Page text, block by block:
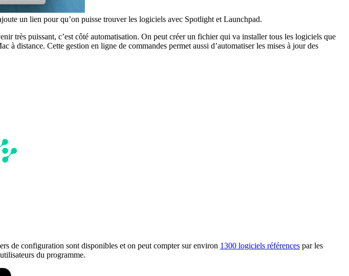
un lien pour qu’on puisse trouver les logiciels avec Spotlight et Launchpad.
très puissant, c’est côté automatisation. On peut créer un fichier qui va installer tous les logiciels que
distance. Cette gestion en ligne de commandes permet aussi d’automatiser les mises à jour des
de configuration sont disponibles et on peut compter sur environ 1300 logiciels références par les
du programme.